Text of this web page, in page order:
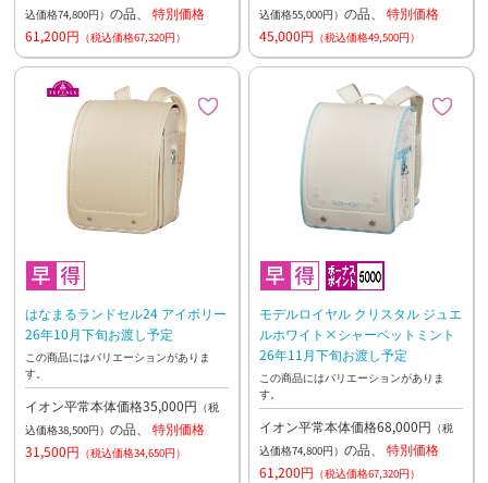
込価格74,800円） の品、 特別価格
61,200円 （税込価格67,320円）
込価格55,000円） の品、 特別価格
45,000円 （税込価格49,500円）
はなまるランドセル24 アイボリー
26年10月下旬お渡し予定
この商品にはバリエーションがありま
す。
イオン平常本体価格35,000円 （税
込価格38,500円） の品、 特別価格
31,500円 （税込価格34,650円）
モデルロイヤル クリスタル ジュエ
ルホワイト×シャーベットミント
26年11月下旬お渡し予定
この商品にはバリエーションがありま
す。
イオン平常本体価格68,000円 （税
込価格74,800円） の品、 特別価格
61,200円 （税込価格67,320円）